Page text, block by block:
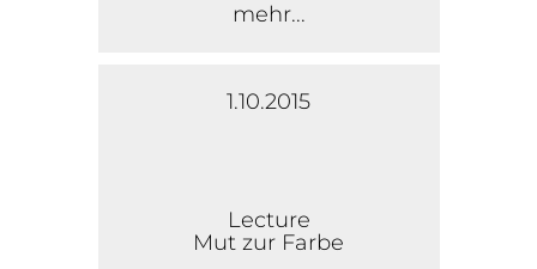
mehr...
1.10.2015
Lecture
Mut zur Farbe